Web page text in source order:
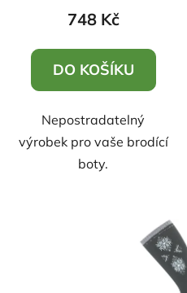
748 Kč
DO KOŠÍKU
Nepostradatelný
výrobek pro vaše brodící
boty.